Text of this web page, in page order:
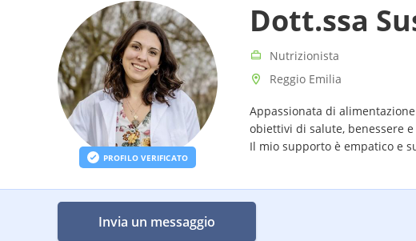
PROFILO VERIFICATO
Dott.ssa
Nutrizionista
Reggio Emilia
Appassionata di
obiettivi di salute, benessere
Il mio supporto è empatico e
Invia un messaggio